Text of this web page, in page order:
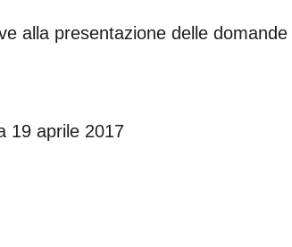
alla presentazione delle domande
19 aprile 2017